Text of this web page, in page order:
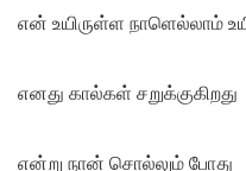
என் உயிருள்ள நாளெல்லாம்
எனது கால்கள் சறுக்குகிறது
என்று நான் சொல்லும் போது